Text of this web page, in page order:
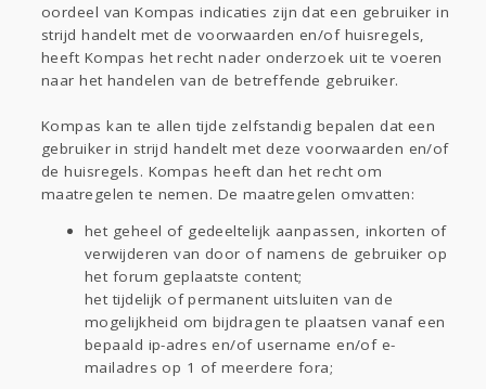
oordeel van Kompas indicaties zijn dat een gebruiker in
strijd handelt met de voorwaarden en/of huisregels,
heeft Kompas het recht nader onderzoek uit te voeren
naar het handelen van de betreffende gebruiker.
Kompas kan te allen tijde zelfstandig bepalen dat een
gebruiker in strijd handelt met deze voorwaarden en/of
de huisregels. Kompas heeft dan het recht om
maatregelen te nemen. De maatregelen omvatten:
het geheel of gedeeltelijk aanpassen, inkorten of
verwijderen van door of namens de gebruiker op
het forum geplaatste content;
het tijdelijk of permanent uitsluiten van de
mogelijkheid om bijdragen te plaatsen vanaf een
bepaald ip-adres en/of username en/of e-
mailadres op 1 of meerdere fora;